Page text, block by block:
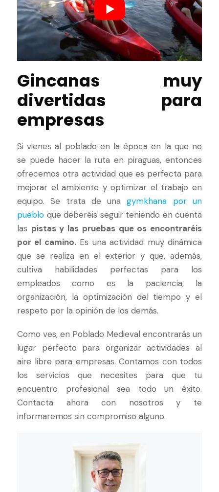
Gincanas muy
divertidas para
empresas
Si vienes al poblado en la época en la que no
se puede hacer la ruta en piraguas, entonces
ofrecemos otra actividad que es perfecta para
mejorar el ambiente y optimizar el trabajo en
equipo. Se trata de unagymkhana por un
pueblo que deberéis seguir teniendo en cuenta
las pistas y las pruebas que os encontraréis
por el camino.Es una actividad muy dinámica
que se realiza en el exterior y que, además,
cultiva habilidades perfectas para los
empleados como es la paciencia, la
organización, la optimización del tiempo y el
respeto por la opinión de los demás.
Como ves, en Poblado Medieval encontrarás un
lugar perfecto para organizar actividades al
aire libre para empresas. Contamos con todos
los servicios que necesites para que tu
encuentro profesional sea todo un éxito.
Contacta ahora con nosotros y te
informaremos sin compromiso alguno.